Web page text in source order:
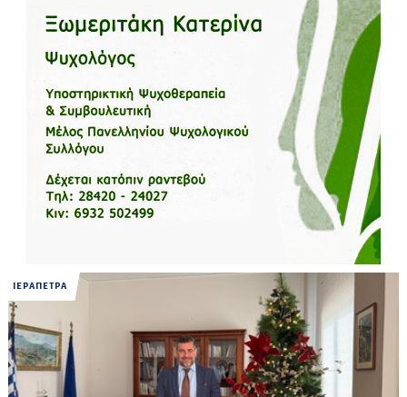
ΙΕΡΑΠΕΤΡΑ